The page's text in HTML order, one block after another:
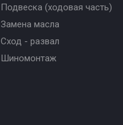
Подвеска (ходовая часть)
Замена масла
Сход - развал
Шиномонтаж